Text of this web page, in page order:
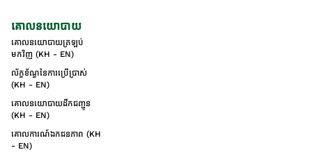
គោលនយោបាយ
គោលនយោបាយត្រឡប់
មកវិញ (KH - EN)
ល័ក្ខខ័ណ្ឌនៃការប្រើប្រាស់
(KH - EN)
គោលនយោបាយដឹកជញ្ជូន
(KH - EN)
គោលការណ៍ឯកជនភាព (KH
- EN)